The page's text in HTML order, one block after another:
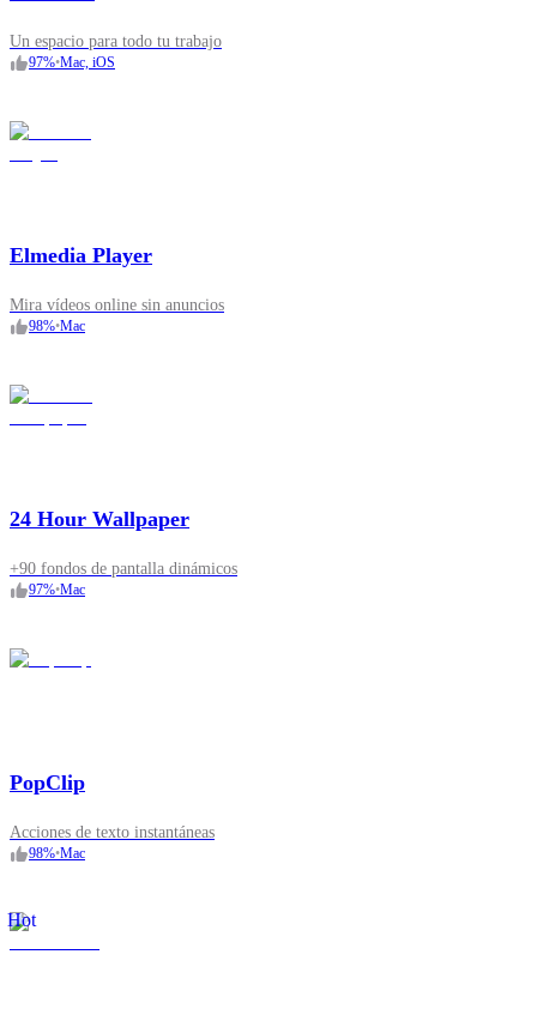
Un espacio para todo tu trabajo
97%•Mac, iOS
Elmedia Player
Mira vídeos online sin anuncios
98%•Mac
24 Hour Wallpaper
+90 fondos de pantalla dinámicos
97%•Mac
PopClip
Acciones de texto instantáneas
98%•Mac
Hot